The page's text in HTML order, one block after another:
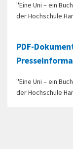
"Eine Uni – ein
der Hochschule
PDF-
"Eine Uni – ein
der Hochschule